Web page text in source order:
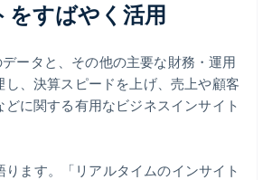
をすばやく活用
ータと、その他の主要な財務・運用
し、決算スピードを上げ、売上や顧客
に関する有用なビジネスインサイト
ます。「リアルタイムのインサイト